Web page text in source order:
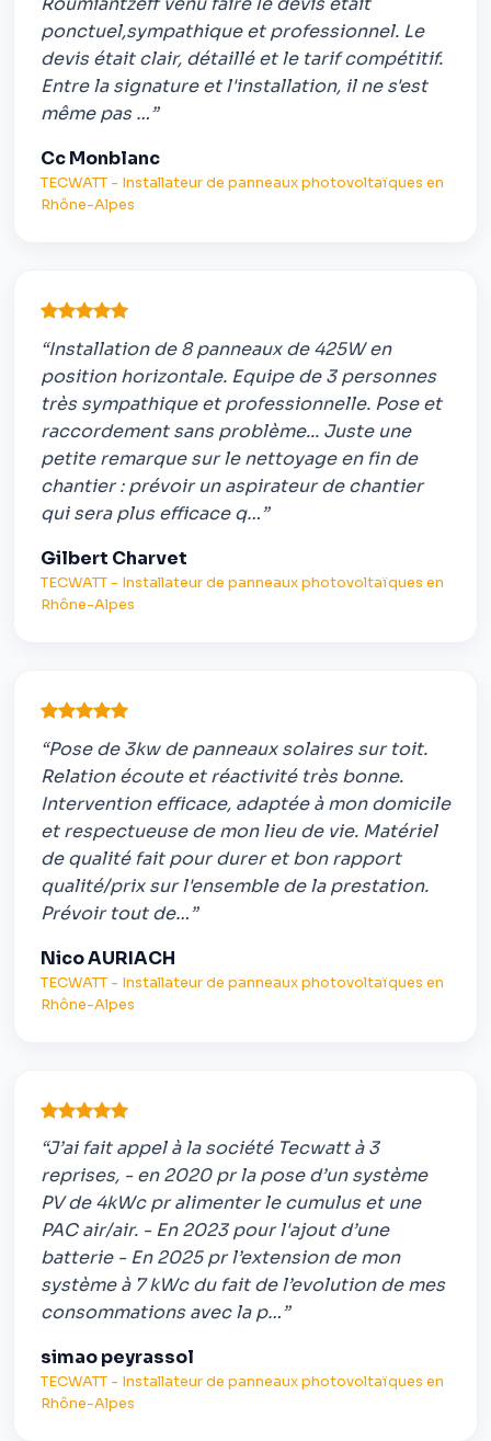
ponctuel,sympathique et professionnel. Le
devis était clair, détaillé et le tarif compétitif.
Entre la signature et l'installation, il ne s'est
même pas …”
Cc Monblanc
TECWATT - Installateur de panneaux photovoltaïques en
Rhône-Alpes
“Installation de 8 panneaux de 425W en
position horizontale. Equipe de 3 personnes
très sympathique et professionnelle. Pose et
raccordement sans problème... Juste une
petite remarque sur le nettoyage en fin de
chantier : prévoir un aspirateur de chantier
qui sera plus efficace q…”
Gilbert Charvet
TECWATT - Installateur de panneaux photovoltaïques en
Rhône-Alpes
“Pose de 3kw de panneaux solaires sur toit.
Relation écoute et réactivité très bonne.
Intervention efficace, adaptée à mon domicile
et respectueuse de mon lieu de vie. Matériel
de qualité fait pour durer et bon rapport
qualité/prix sur l'ensemble de la prestation.
Prévoir tout de…”
Nico AURIACH
TECWATT - Installateur de panneaux photovoltaïques en
Rhône-Alpes
“J’ai fait appel à la société Tecwatt à 3
reprises, - en 2020 pr la pose d’un système
PV de 4kWc pr alimenter le cumulus et une
PAC air/air. - En 2023 pour l'ajout d’une
batterie - En 2025 pr l’extension de mon
système à 7 kWc du fait de l’evolution de mes
consommations avec la p…”
simao peyrassol
TECWATT - Installateur de panneaux photovoltaïques en
Rhône-Alpes